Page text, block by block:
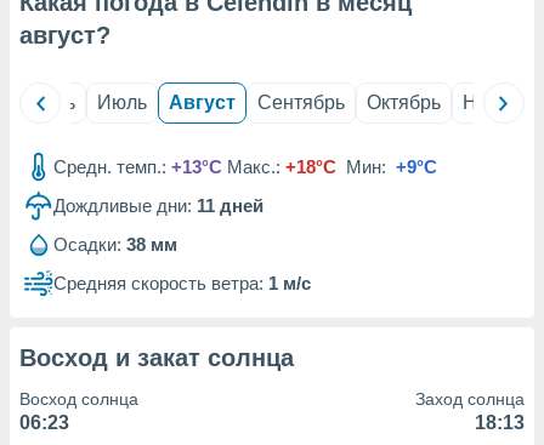
из
данных
август?
Июнь Июль Август Сентябрь Октябрь Ноябрь
Средн. темп.: +13°C Макс.: +18°C Мин: +9°C
Дождливые дни: 11 дней
Осадки: 38 мм
Средняя скорость ветра: 1 м/с
Восход и закат солнца
Восход солнца
06:23
Заход солнца
18:13